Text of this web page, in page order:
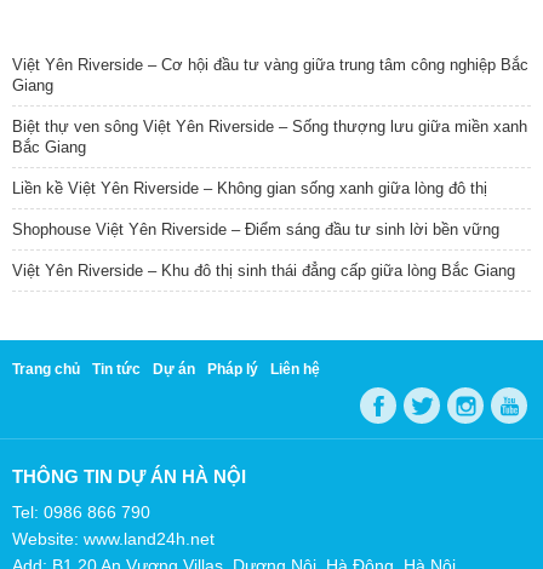
Việt Yên Riverside – Cơ hội đầu tư vàng giữa trung tâm công nghiệp Bắc
Giang
Biệt thự ven sông Việt Yên Riverside – Sống thượng lưu giữa miền xanh
Bắc Giang
Liền kề Việt Yên Riverside – Không gian sống xanh giữa lòng đô thị
Shophouse Việt Yên Riverside – Điểm sáng đầu tư sinh lời bền vững
Việt Yên Riverside – Khu đô thị sinh thái đẳng cấp giữa lòng Bắc Giang
Trang chủ Tin tức Dự án Pháp lý Liên hệ
THÔNG TIN DỰ ÁN HÀ NỘI
Tel: 0986 866 790
Website: www.land24h.net